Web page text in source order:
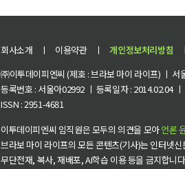
회사소개 ㅣ 이용약관 ㅣ 개인정보처리방침
㈜이투데이피엔씨 (제호 : 브라보 마이 라이프) ㅣ
등록번호 : 서울아02992 ㅣ 등록일자 : 2014.02.04
ISSN : 2951-4681
이투데이피엔씨 임직원은 모두의 의견을 모아언론
브라보 마이 라이프의 모든 콘텐츠(기사)는 인터넷
무단전재, 복사, 재배포, AI학습 이용 등을 금지합니